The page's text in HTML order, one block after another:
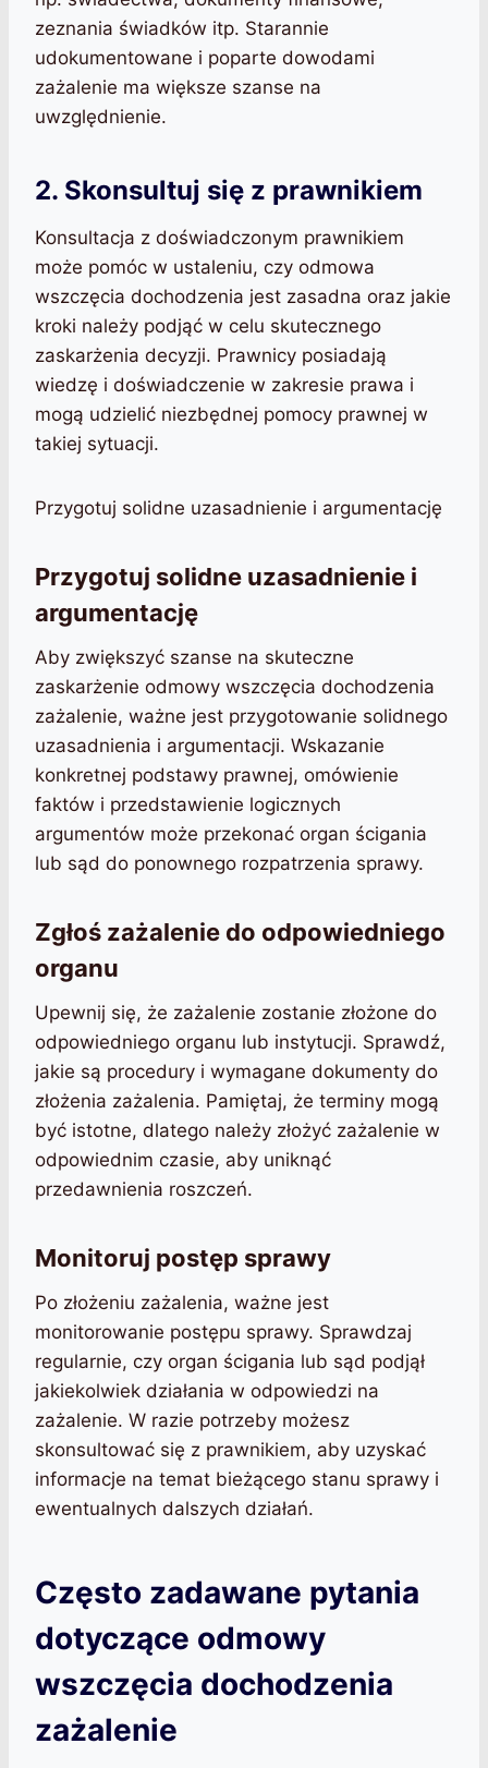
zeznania świadków itp. Starannie
udokumentowane i poparte dowodami
zażalenie ma większe szanse na
uwzględnienie.
2. Skonsultuj się z prawnikiem
Konsultacja z doświadczonym prawnikiem
może pomóc w ustaleniu, czy odmowa
wszczęcia dochodzenia jest zasadna oraz jakie
kroki należy podjąć w celu skutecznego
zaskarżenia decyzji. Prawnicy posiadają
wiedzę i doświadczenie w zakresie prawa i
mogą udzielić niezbędnej pomocy prawnej w
takiej sytuacji.
Przygotuj solidne uzasadnienie i argumentację
Przygotuj solidne uzasadnienie i
argumentację
Aby zwiększyć szanse na skuteczne
zaskarżenie odmowy wszczęcia dochodzenia
zażalenie, ważne jest przygotowanie solidnego
uzasadnienia i argumentacji. Wskazanie
konkretnej podstawy prawnej, omówienie
faktów i przedstawienie logicznych
argumentów może przekonać organ ścigania
lub sąd do ponownego rozpatrzenia sprawy.
Zgłoś zażalenie do odpowiedniego
organu
Upewnij się, że zażalenie zostanie złożone do
odpowiedniego organu lub instytucji. Sprawdź,
jakie są procedury i wymagane dokumenty do
złożenia zażalenia. Pamiętaj, że terminy mogą
być istotne, dlatego należy złożyć zażalenie w
odpowiednim czasie, aby uniknąć
przedawnienia roszczeń.
Monitoruj postęp sprawy
Po złożeniu zażalenia, ważne jest
monitorowanie postępu sprawy. Sprawdzaj
regularnie, czy organ ścigania lub sąd podjął
jakiekolwiek działania w odpowiedzi na
zażalenie. W razie potrzeby możesz
skonsultować się z prawnikiem, aby uzyskać
informacje na temat bieżącego stanu sprawy i
ewentualnych dalszych działań.
Często zadawane pytania
dotyczące odmowy
wszczęcia dochodzenia
zażalenie